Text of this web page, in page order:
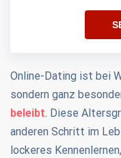
Online-Dating ist bei
sondern ganz
beleibt. Diese
anderen Schritt im
lockeres